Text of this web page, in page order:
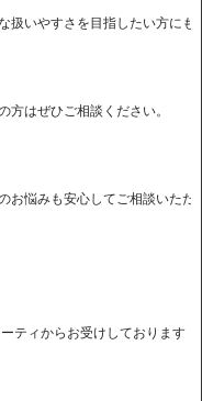
ティからお受けしております